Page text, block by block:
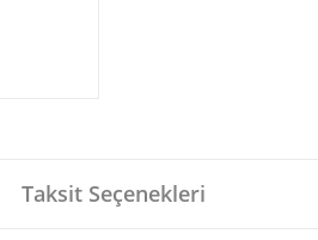
Taksit Seçenekleri